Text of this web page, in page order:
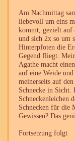
Am Nachmittag
liebevoll um eins
kommt, gezielt auf
und sich 2x so um
Hinterpfoten die
Gegend fliegt.
Agathe macht
auf eine Weide
meinerseits auf
Schnecke in Sicht.
Schneckenleichen
Schnecken für die
Gewissen? Das
Fortsetzung folgt